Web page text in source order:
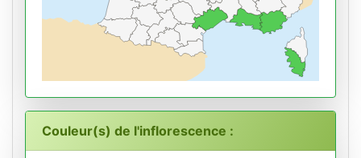
Couleur(s) de l'inflorescence :